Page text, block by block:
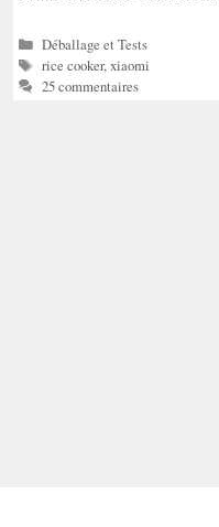
Catégories
Déballage et Tests
Étiquettes
rice cooker,xiaomi
25 commentaires